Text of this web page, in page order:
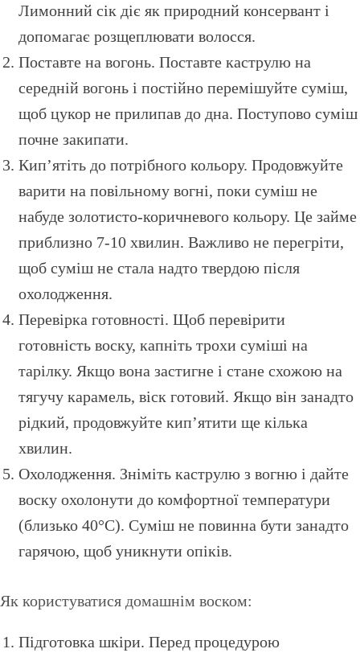
Лимонний сік діє як природний консервант і
допомагає розщеплювати волосся.
Поставте на вогонь. Поставте каструлю на
середній вогонь і постійно перемішуйте суміш,
щоб цукор не прилипав до дна. Поступово суміш
почне закипати.
Кип’ятіть до потрібного кольору. Продовжуйте
варити на повільному вогні, поки суміш не
набуде золотисто-коричневого кольору. Це займе
приблизно 7-10 хвилин. Важливо не перегріти,
щоб суміш не стала надто твердою після
охолодження.
Перевірка готовності. Щоб перевірити
готовність воску, капніть трохи суміші на
тарілку. Якщо вона застигне і стане схожою на
тягучу карамель, віск готовий. Якщо він занадто
рідкий, продовжуйте кип’ятити ще кілька
хвилин.
Охолодження. Зніміть каструлю з вогню і дайте
воску охолонути до комфортної температури
(близько 40°C). Суміш не повинна бути занадто
гарячою, щоб уникнути опіків.
Як користуватися домашнім воском:
Підготовка шкіри. Перед процедурою